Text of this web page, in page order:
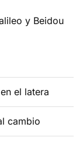
y Beidou
el latera
cambio